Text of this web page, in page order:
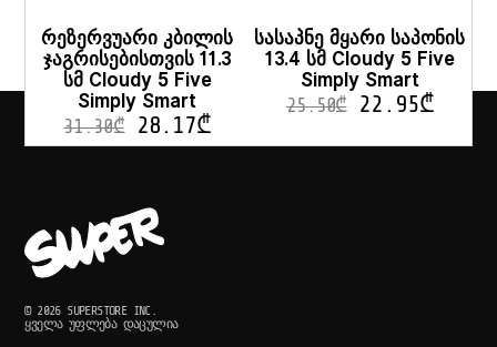
რეზერვუარი კბილის
ჯაგრისებისთვის 11.3
სმ Cloudy 5 Five
Simply Smart
31.30₾ 28.17₾
სასაპნე მყარი საპონის
13.4 სმ Cloudy 5 Five
Simply Smart
25.50₾ 22.95₾
© 2026 SUPERSTORE INC.
ᲧᲕᲔᲚᲐ ᲣᲤᲚᲔᲑᲐ ᲓᲐᲪᲣᲚᲘᲐ